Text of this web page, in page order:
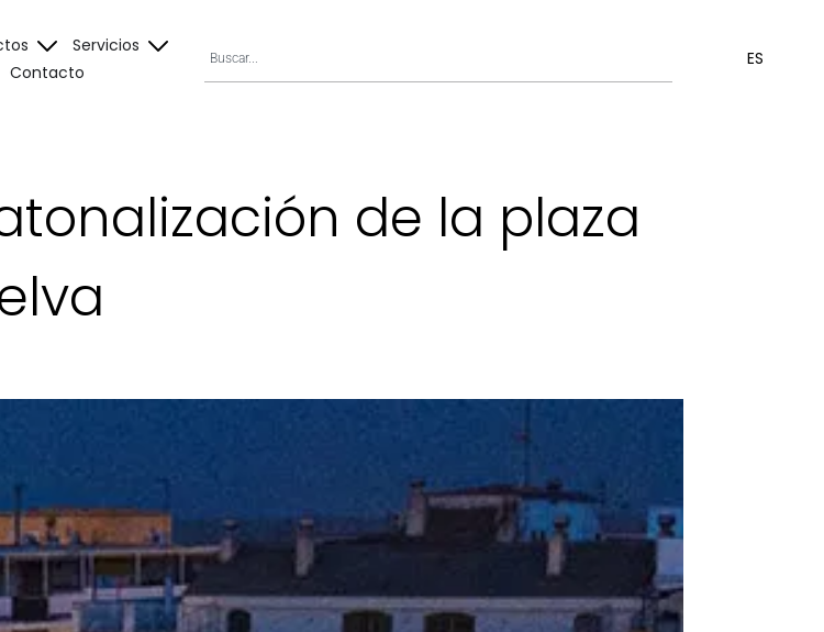
Servicios
Contacto
ES
de la plaza